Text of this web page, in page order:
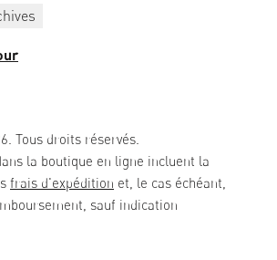
Tous droits réservés.
la boutique en ligne incluent la
frais d'expédition et, le cas échéant,
sauf indication